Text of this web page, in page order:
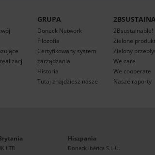
GRUPA
Doneck Network
Filozofia
Certyfikowany system
zarządzania
Historia
Tutaj znajdziesz nasze
2Bsustainable!
Zielone
Zielony
We care
We cooperate
Nasze raporty
LTD
Hiszpania
Doneck Ibérica S.L.U.